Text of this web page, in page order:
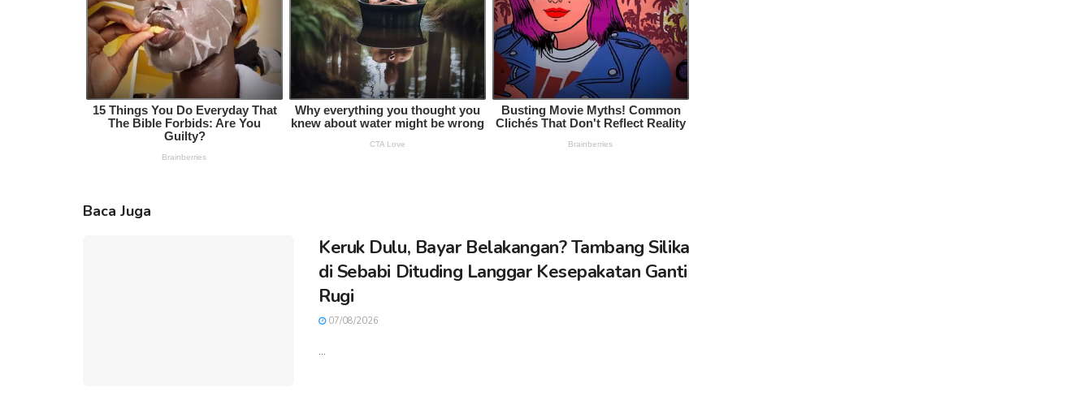
Baca Juga
Keruk Dulu, Bayar Belakangan? Tambang Silika
di Sebabi Dituding Langgar Kesepakatan Ganti
Rugi
07/08/2026